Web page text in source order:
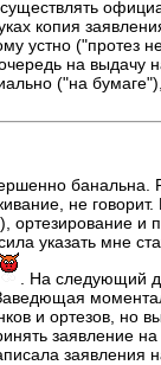
копия
устно ("протез
на выдачу
("на
не
ортезирование
указать мне
. На следующий
и ортезов, но
заявление